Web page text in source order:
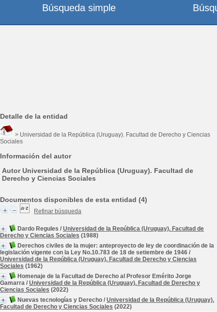
Detalle de la entidad
> Universidad de la República (Uruguay). Facultad de Derecho y Ciencias
Sociales
Información del autor
Autor Universidad de la República (Uruguay). Facultad de
Derecho y Ciencias Sociales
Documentos disponibles de esta entidad (4)
Refinar búsqueda
Dardo Regules / Universidad de la República (Uruguay). Facultad de
Derecho y Ciencias Sociales (1988)
Derechos civiles de la mujer: anteproyecto de ley de coordinación de la
legislación vigente con la Ley No.10.783 de 18 de setiembre de 1946 /
Universidad de la República (Uruguay). Facultad de Derecho y Ciencias
Sociales (1962)
Homenaje de la Facultad de Derecho al Profesor Emérito Jorge
Gamarra / Universidad de la República (Uruguay). Facultad de Derecho y
Ciencias Sociales (2022)
Nuevas tecnologías y Derecho / Universidad de la República (Uruguay).
Facultad de Derecho y Ciencias Sociales (2022)
Búsqueda simple